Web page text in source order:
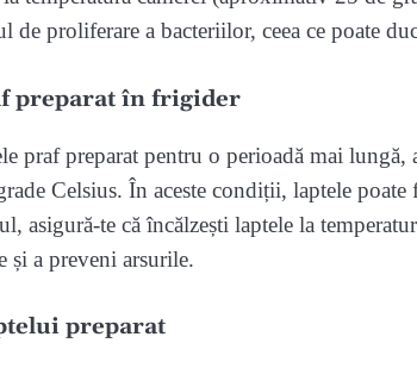
de proliferare a bacteriilor, ceea ce poate
preparat în frigider
praf preparat pentru o perioadă mai
Celsius. În aceste condiții, laptele
asigură-te că încălzești laptele la
și a preveni arsurile.
preparat